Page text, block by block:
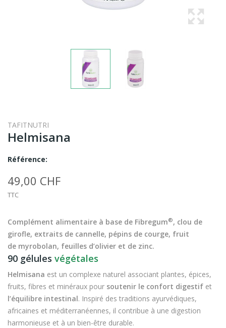
TAFITNUTRI
Helmisana
Référence:
49,00 CHF
TTC
Complément alimentaire à base de Fibregum®, clou de
girofle, extraits de cannelle, pépins de courge, fruit
de myrobolan, feuilles d’olivier et de zinc.
90 gélules végétales
Helmisana est un complexe naturel associant plantes, épices,
fruits, fibres et minéraux pour soutenir le confort digestif et
l’équilibre intestinal. Inspiré des traditions ayurvédiques,
africaines et méditerranéennes, il contribue à une digestion
harmonieuse et à un bien-être durable.